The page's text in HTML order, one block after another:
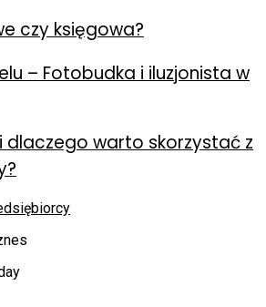
czy księgowa?
– Fotobudka i iluzjonista w
dlaczego warto skorzystać z